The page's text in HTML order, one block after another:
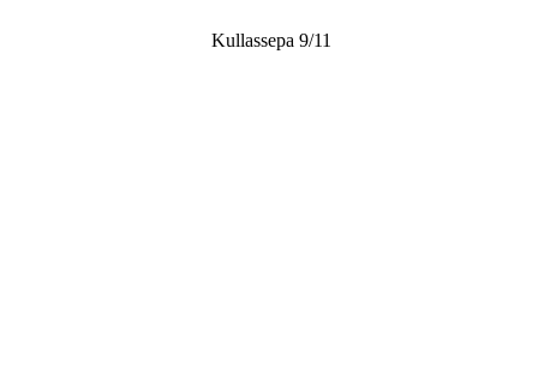
Kullassepa 9/11